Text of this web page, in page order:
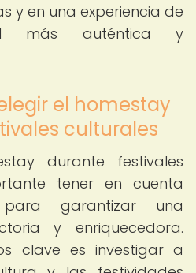
y en una experiencia de
más auténtica y
el homestay
culturales
durante festivales
tener en cuenta
garantizar una
y enriquecedora.
clave es investigar a